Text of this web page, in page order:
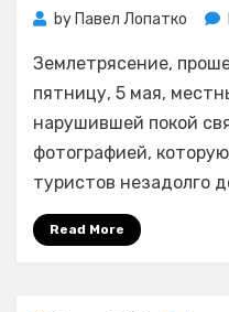
by Павел Лопатко
Землетрясение,
пятницу, 5 мая,
нарушившей покой
фотографией,
туристов незадолго
Read More